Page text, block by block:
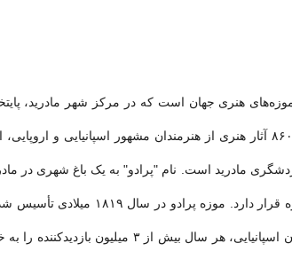
هنری جهان است که در مرکز شهر مادرید،
اسپانیا قرار دارد. با بیش از ۸۶۰۰ آثار هنری از هنرمندان مشهور اسپانیایی و
مادرید است. نام "پرادو" به یک باغ شهری در
اشاره دارد که در آنجا این موزه قرار دارد. موزه پرادو در سال ۱۸۱۹
به لطف ثروتمندان و امپراتوران اسپانیایی، هر سال بیش از ۳ میلیون بازدیدکننده